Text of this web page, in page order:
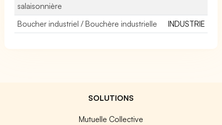
salaisonnière
Boucher industriel / Bouchère industrielle INDUSTRIE
SOLUTIONS
Mutuelle Collective